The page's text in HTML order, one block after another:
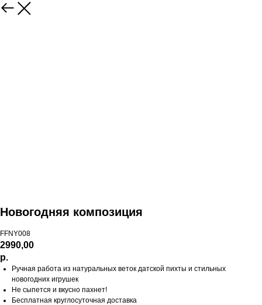
Новогодняя композиция
FFNY008
2990,00
р.
Ручная работа из натуральных веток датской пихты и стильных
новогодних игрушек
Не сыпется и вкусно пахнет!
Бесплатная круглосуточная доставка